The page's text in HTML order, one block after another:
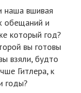
наша вшивая
обещаний и
который год?
вы готовы
взяли, будто
Гитлера, к
годы?